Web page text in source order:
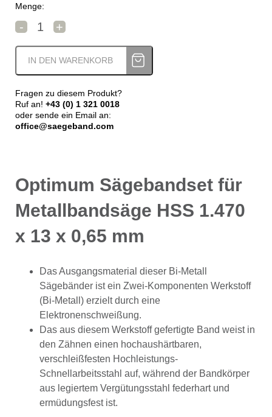
Menge:
-
Optimum Sägebandset für Metallbandsäge HSS 1.470
+
IN DEN WARENKORB
Fragen zu diesem Produkt?
Ruf an! +43 (0) 1 321 0018
oder sende ein Email an:
office@saegeband.com
Optimum Sägebandset für
Metallbandsäge HSS 1.470
x 13 x 0,65 mm
Das Ausgangsmaterial dieser Bi-Metall
Sägebänder ist ein Zwei-Komponenten Werkstoff
(Bi-Metall) erzielt durch eine
Elektronenschweißung.
Das aus diesem Werkstoff gefertigte Band weist in
den Zähnen einen hochaushärtbaren,
verschleißfesten Hochleistungs-
Schnellarbeitsstahl auf, während der Bandkörper
aus legiertem Vergütungsstahl federhart und
ermüdungsfest ist.